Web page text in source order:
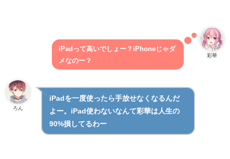
彩華
iPadって高いでしょー？iPhoneじゃダ
メなのー？
ろん
iPadを一度使ったら手放せなくなるんだ
よー。iPad使わないなんて彩華は人生の
90%損してるわー